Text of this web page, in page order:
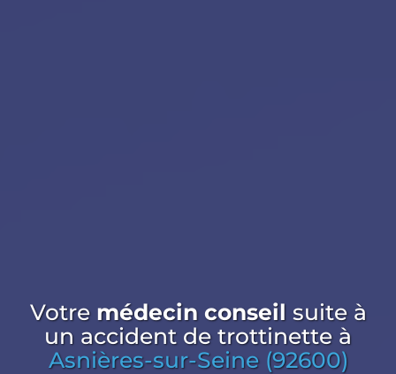
Votre médecin conseil suite à
un accident de trottinetteà
Asnières-sur-Seine (92600)